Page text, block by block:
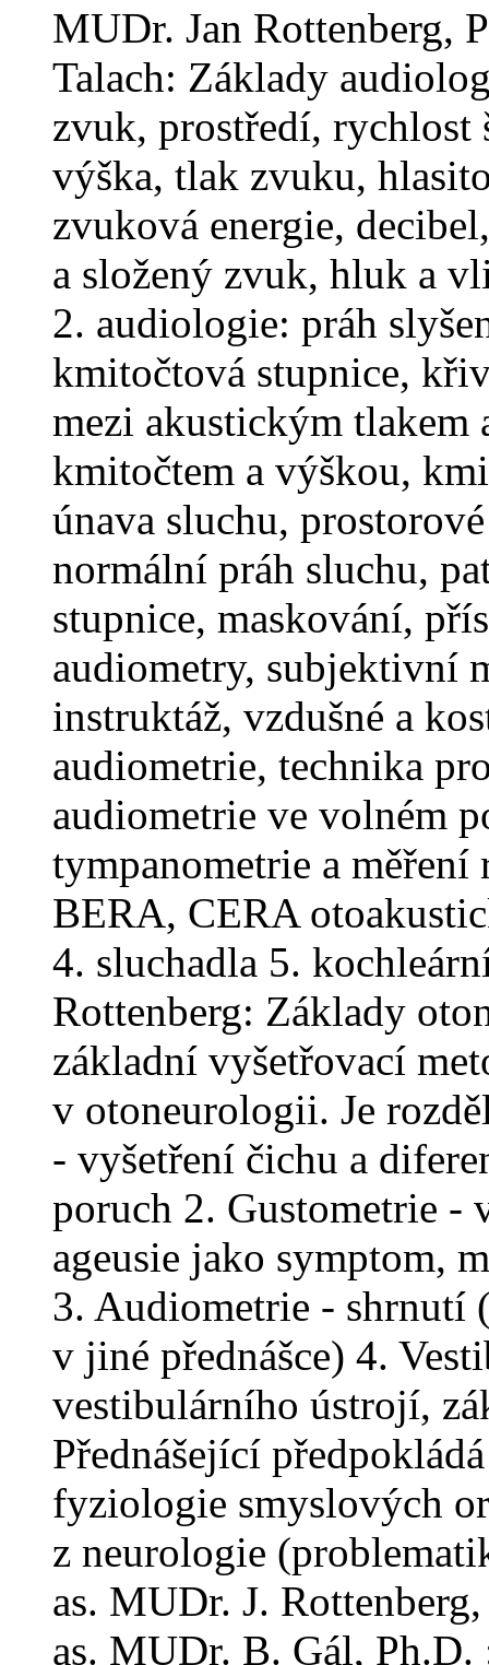
MUDr. Jan Rottenberg,
Talach: Základy
zvuk, prostředí,
výška, tlak zvuku,
zvuková energie,
a složený zvuk, hluk a
2. audiologie: práh
kmitočtová stupnice,
mezi akustickým tlakem
kmitočtem a výškou,
únava sluchu,
normální práh sluchu,
stupnice, maskování,
audiometry, subjektivní
instruktáž, vzdušné a
audiometrie, technika
audiometrie ve volném
tympanometrie a
BERA, CERA
4. sluchadla 5.
Rottenberg: Základy
základní vyšetřovací
v otoneurologii. Je
- vyšetření čichu a
poruch 2. Gustometrie -
ageusie jako symptom,
3. Audiometrie - shrnutí
v jiné přednášce) 4.
vestibulárního ústrojí,
Přednášející
fyziologie smyslových
z neurologie
as. MUDr. J.
as. MUDr. B. Gál,